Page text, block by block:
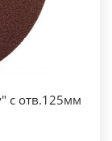
с отв.125мм